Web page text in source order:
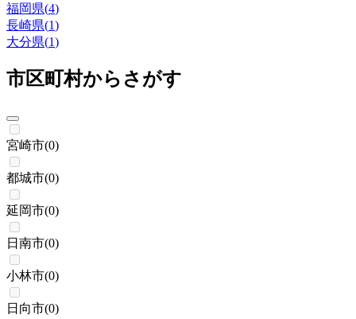
福岡県(4)
長崎県(1)
大分県(1)
市区町村からさがす
宮崎市(0)
都城市(0)
延岡市(0)
日南市(0)
小林市(0)
日向市(0)